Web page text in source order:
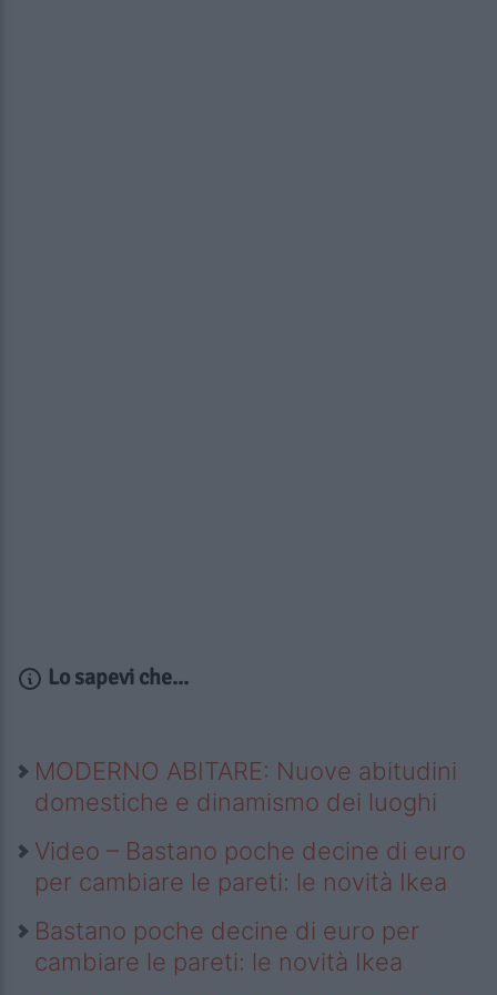
Lo sapevi che...
MODERNO ABITARE: Nuove abitudini
domestiche e dinamismo dei luoghi
Video – Bastano poche decine di euro
per cambiare le pareti: le novità Ikea
Bastano poche decine di euro per
cambiare le pareti: le novità Ikea